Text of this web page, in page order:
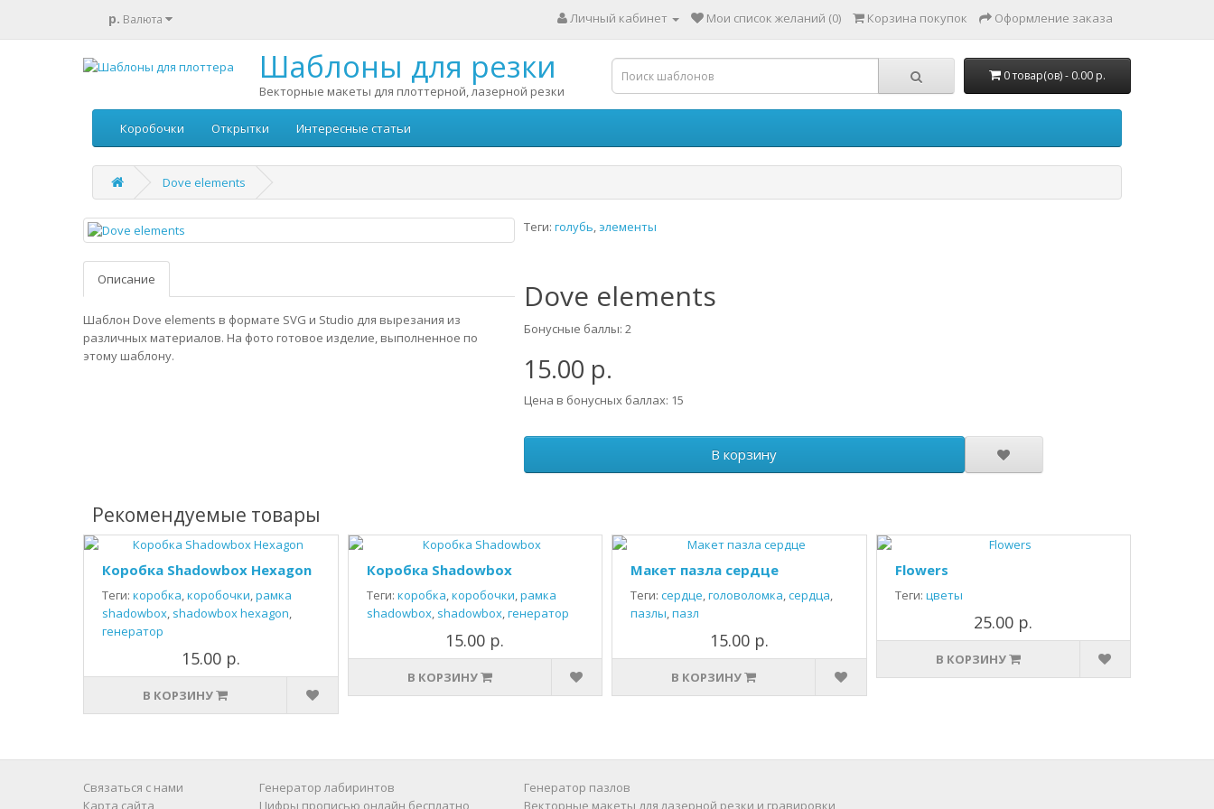
р. Валюта Личный кабинет Мои список желаний (0) Корзина покупок Оформление заказа
Шаблоны для резки
Векторные макеты для плоттерной, лазерной резки
0 товар(ов) - 0.00 р.
Коробочки Открытки Интересные статьи
Dove elements
Описание
Шаблон Dove elements в формате SVG и Studio для вырезания из
различных материалов. На фото готовое изделие, выполненное по
этому шаблону.
Теги: голубь, элементы
Dove elements
Бонусные баллы: 2
15.00 р.
Цена в бонусных баллах: 15
В корзину
Рекомендуемые товары
Коробка Shadowbox Hexagon
Теги: коробка,коробочки,рамка
shadowbox, shadowbox hexagon,
генератор
15.00 р.
В КОРЗИНУ
Коробка Shadowbox
Теги: коробка,коробочки,рамка
shadowbox, shadowbox,генератор
15.00 р.
В КОРЗИНУ
Макет пазла сердце
Теги: сердце,головоломка,сердца,
пазлы,пазл
15.00 р.
В КОРЗИНУ
Flowers
Теги: цветы
25.00 р.
В КОРЗИНУ
Связаться с нами
Карта сайта
Генератор лабиринтов
Цифры прописью онлайн бесплатно
Генератор пазлов
Векторные макеты для лазерной резки и гравировки